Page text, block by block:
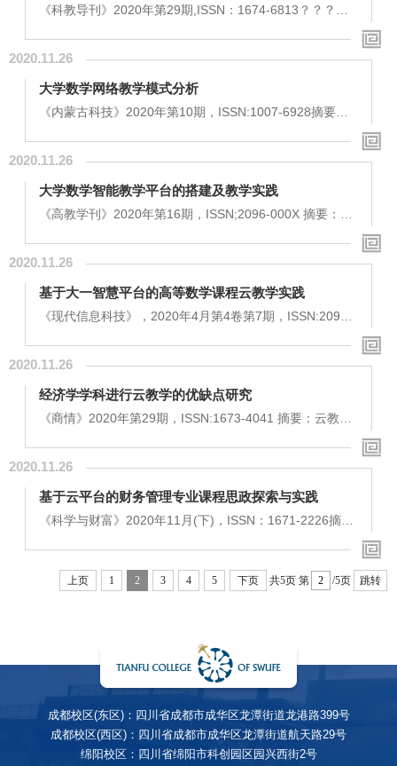
中的认知、情感、行为三个层面与云教学中的内容、方
计、...
《科教导刊》2020年第29期,ISSN：1674-6813？？？摘
内容多元、过程交互、方式多样等特点，面对新模式、新
技术、和新行为规范，以往开展思政教育工作的方式、方
用户性、跨界性等互联网思维为思政教育工作开拓了新视
野。本文从思政教育的主体、内容、表现形式、保障机制
2020.11.26
大学数学网络教学模式分析
《内蒙古科技》2020年第10期，ISSN:1007-6928摘要：
随着网络通信技术的发展和各类教育软件的涌现，软硬件
的限制正在逐渐淡化，网络教育资源本身的提升成为关键
何设计网络课程、开展教学活动，是大学教育领域的迫切
课题。本文将讨论互联网环境下，大学数学网络教育的困
2020.11.26
大学数学智能教学平台的搭建及教学实践
《高教学刊》2020年第16期，ISSN;2096-000X 摘要：借
供丰富的在线学习资源，同时利用大数据手段分析学情，
让教师更精准地掌握学生的学习情况，从而实现真正的因
显出来，建立主观学习意识，切实增强学习兴趣和提高学
习的效果。关键词：大学数学 信息技术 智能教学 追踪测
2020.11.26
基于大一智慧平台的高等数学课程云教学实践
《现代信息科技》，2020年4月第4卷第7期，ISSN:2096-
教学平台的教学实践，对大学数学课程的传统教学与现代
信息技术手段的有机融合进行了深入分析。实践证明，通
展线上线下相结合的混合式教学模式，能真正实现传统课
堂的反转，同时利用大数据手段分析学情，可让教师更精
2020.11.26
经济学学科进行云教学的优缺点研究
《商情》2020年第29期，ISSN:1673-4041 摘要：云教学
系统，利用网络的特性和资源创造了一种有意义的、不同
于传统教学的学习环境，以便更好地促进学生的学习。本
进行了探讨，最后给出了相关建议。关键词：云教学、经
济学、网络教学 云教学是学校教育面临信息时代的重大抉
2020.11.26
基于云平台的财务管理专业课程思政探索与实践
《科学与财富》2020年11月(下)，ISSN：1671-2226摘
树人”是其根本任务。本文以财务管理专业课程为例，结合
云平台进行资源建设，将课程思政元素融入专业课程教学
中，对课程思政的具体实施路径进行了探讨。关键词：课
上页 1 2 3 4 5 下页 共5页 第 /5页 跳转
成都校区(东区)：四川省成都市成华区龙潭街道龙港路399号
成都校区(西区)：四川省成都市成华区龙潭街道航天路29号
绵阳校区：四川省绵阳市科创园区园兴西街2号